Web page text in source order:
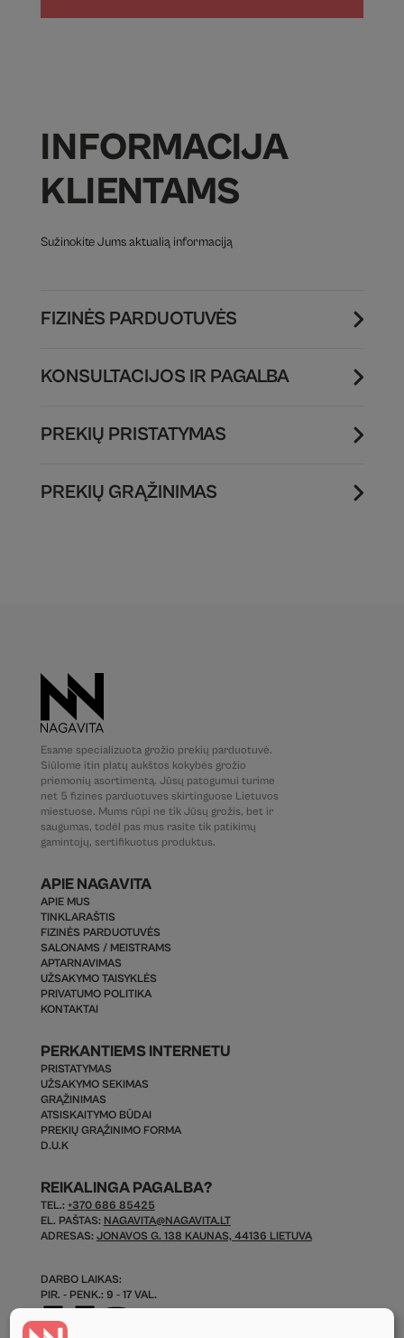
INFORMACIJA
KLIENTAMS
Sužinokite Jums aktualią informaciją
FIZINĖS PARDUOTUVĖS
KONSULTACIJOS IR PAGALBA
PREKIŲ PRISTATYMAS
PREKIŲ GRĄŽINIMAS
Esame specializuota grožio prekių parduotuvė.
Siūlome itin platų aukštos kokybės grožio
priemonių asortimentą. Jūsų patogumui turime
net 5 fizines parduotuves skirtinguose Lietuvos
miestuose. Mums rūpi ne tik Jūsų grožis, bet ir
saugumas, todėl pas mus rasite tik patikimų
gamintojų, sertifikuotus produktus.
APIE NAGAVITA
APIE MUS
TINKLARAŠTIS
FIZINĖS PARDUOTUVĖS
SALONAMS / MEISTRAMS
APTARNAVIMAS
UŽSAKYMO TAISYKLĖS
PRIVATUMO POLITIKA
KONTAKTAI
PERKANTIEMS INTERNETU
PRISTATYMAS
UŽSAKYMO SEKIMAS
GRĄŽINIMAS
ATSISKAITYMO BŪDAI
PREKIŲ GRĄŽINIMO FORMA
D.U.K
REIKALINGA PAGALBA?
TEL.: +370 686 85425
EL. PAŠTAS: NAGAVITA@NAGAVITA.LT
ADRESAS: JONAVOS G. 138 KAUNAS, 44136 LIETUVA
DARBO LAIKAS:
PIR. - PENK.: 9 - 17 VAL.